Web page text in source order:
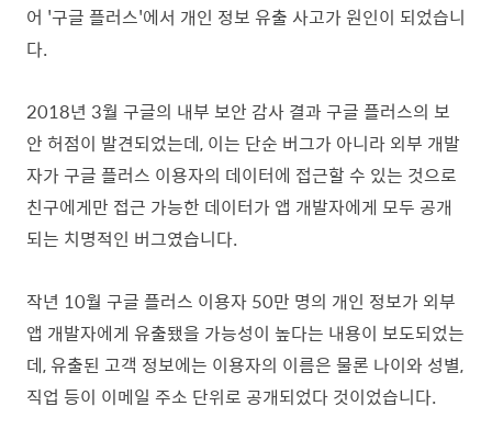
어 '구글 플러스'에서 개인 정보 유출 사고가 원인이 되었습니
다.
2018년 3월 구글의 내부 보안 감사 결과 구글 플러스의 보
안 허점이 발견되었는데, 이는 단순 버그가 아니라 외부 개발
자가 구글 플러스 이용자의 데이터에 접근할 수 있는 것으로
친구에게만 접근 가능한 데이터가 앱 개발자에게 모두 공개
되는 치명적인 버그였습니다.
작년 10월 구글 플러스 이용자 50만 명의 개인 정보가 외부
앱 개발자에게 유출됐을 가능성이 높다는 내용이 보도되었는
데, 유출된 고객 정보에는 이용자의 이름은 물론 나이와 성별,
직업 등이 이메일 주소 단위로 공개되었다 것이었습니다.